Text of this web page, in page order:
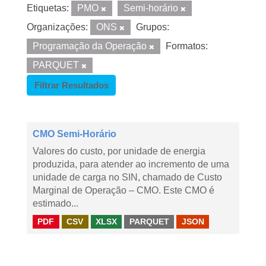
Etiquetas: PMO
Semi-horário
Organizações:
ONS
Grupos:
Programação da Operação
Formatos:
PARQUET
Filtrar Resultados
CMO Semi-Horário
Valores do custo, por unidade de energia
produzida, para atender ao incremento de uma
unidade de carga no SIN, chamado de Custo
Marginal de Operação – CMO. Este CMO é
estimado...
PDF CSV XLSX PARQUET JSON